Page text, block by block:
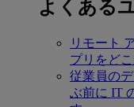
よくある
リモート
プリをど
従業員の
ぶ前に IT